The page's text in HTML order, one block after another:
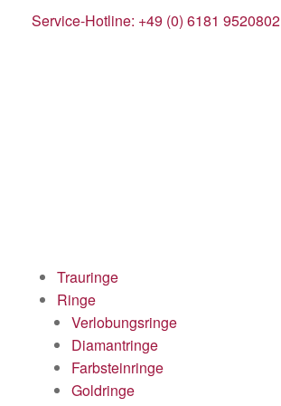
Service-Hotline: +49 (0) 6181 9520802
Trauringe
Ringe
Verlobungsringe
Diamantringe
Farbsteinringe
Goldringe